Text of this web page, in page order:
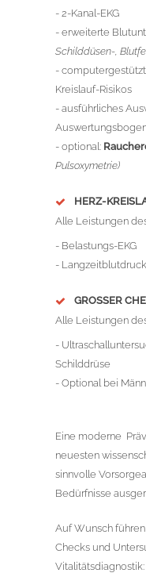
- 2-Kanal-EKG
- erweiterte
Schilddüsen-,
-
Kreislauf-Risikos
- ausführliches
- optional:
Pulsoxymetrie)
HERZ-
Alle Leistungen
- Belastungs-EKG
-
GROSSER
Alle Leistungen
-
Schilddrüse
- Optional bei
Eine moderne
neuesten
sinnvolle
Bedürfnisse
Auf Wunsch
Checks und
Vitalitätsdiagnostik: